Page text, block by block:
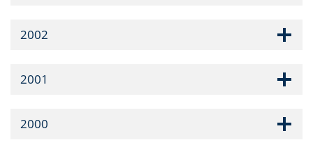
2002
2001
2000